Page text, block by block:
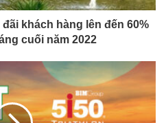
khách hàng lên đến 60%
cuối năm 2022